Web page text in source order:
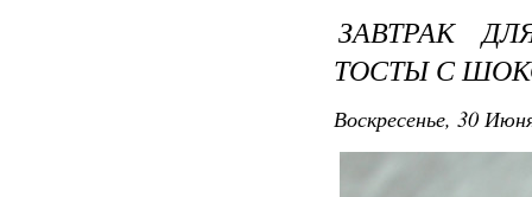
ЗАВТРАК
ТОСТЫ С
Воскресенье, 30